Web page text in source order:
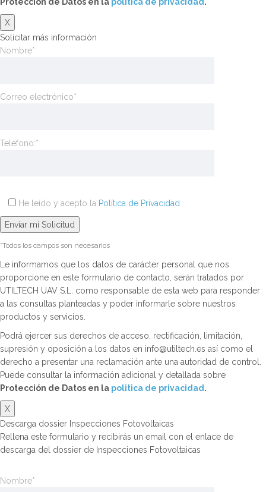
X
Solicitar más información
Nombre*
Correo electrónico*
Teléfono:*
He leído y acepto la Política de Privacidad
*Todos los campos son necesarios
Le informamos que los datos de carácter personal que nos
proporcione en este formulario de contacto, serán tratados por
UTILTECH UAV S.L. como responsable de esta web para responder
a las consultas planteadas y poder informarle sobre nuestros
productos y servicios.
Podrá ejercer sus derechos de acceso, rectificación, limitación,
supresión y oposición a los datos en info@utiltech.es así como el
derecho a presentar una reclamación ante una autoridad de control.
Puede consultar la información adicional y detallada sobre
Protección de Datos en la politica de privacidad .
X
Descarga dossier Inspecciones Fotovoltaicas
Rellena este formulario y recibirás un email con el enlace de
descarga del dossier de Inspecciones Fotovoltaicas
Nombre*